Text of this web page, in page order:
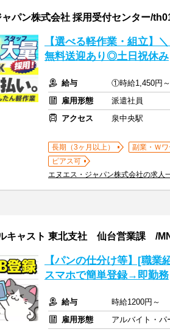
ャパン株式会社 採用受付センター/
【選べる軽作業・組立】
無料送迎あり◎土日祝休み
給与
①時給1,450円
雇用形態
派遣社員
アクセス
泉中央駅
長期（3ヶ月以上） 副業・Ｗ
ピアス可
エヌエス・ジャパン株式会社の求人
キャスト 東北支社 仙台営業課 /
【パンの仕分け等】[職業
スマホで簡単登録→即勤務
給与
時給1200円～
雇用形態
アルバイト・パ